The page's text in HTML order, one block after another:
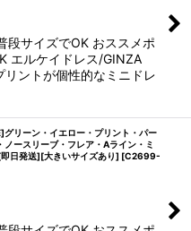
段サイズでOK おススメポ
エルケイドレス/GINZA
リントが個性的なミニドレ
リーン・イエロー・プリント・パー
ースリーブ・フレア・Aライン・ミ
日発送][大きいサイズあり] [C2699-